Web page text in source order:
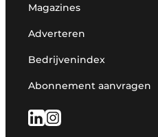
Magazines
Adverteren
Bedrijvenindex
Abonnement aanvragen